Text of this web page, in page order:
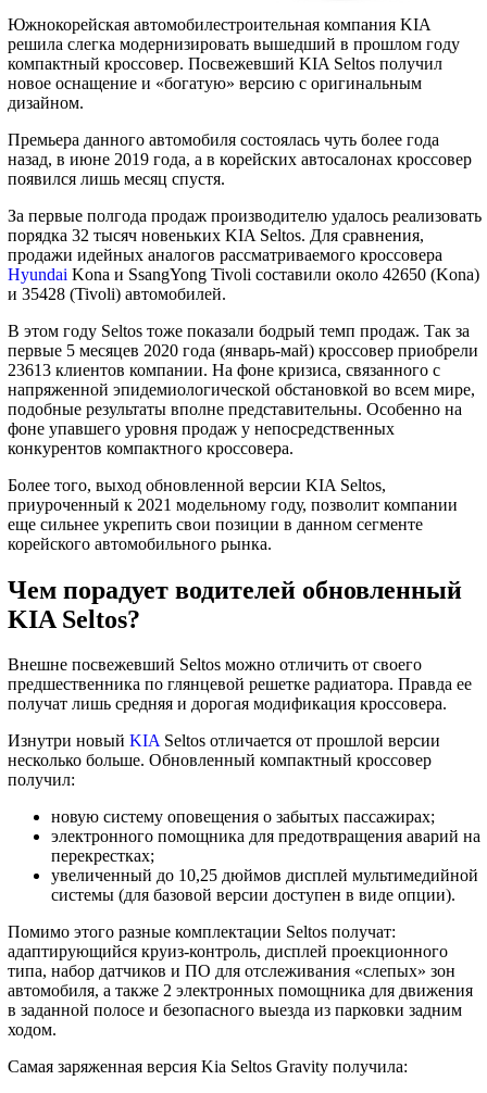
Южнокорейская автомобилестроительная компания KIA
решила слегка модернизировать вышедший в прошлом году
компактный кроссовер. Посвежевший KIA Seltos получил
новое оснащение и «богатую» версию с оригинальным
дизайном.
Премьера данного автомобиля состоялась чуть более года
назад, в июне 2019 года, а в корейских автосалонах кроссовер
появился лишь месяц спустя.
За первые полгода продаж производителю удалось реализовать
порядка 32 тысяч новеньких KIA Seltos. Для сравнения,
продажи идейных аналогов рассматриваемого кроссовера
Hyundai Kona и SsangYong Tivoli составили около 42650 (Kona)
и 35428 (Tivoli) автомобилей.
В этом году Seltos тоже показали бодрый темп продаж. Так за
первые 5 месяцев 2020 года (январь-май) кроссовер приобрели
23613 клиентов компании. На фоне кризиса, связанного с
напряженной эпидемиологической обстановкой во всем мире,
подобные результаты вполне представительны. Особенно на
фоне упавшего уровня продаж у непосредственных
конкурентов компактного кроссовера.
Более того, выход обновленной версии KIA Seltos,
приуроченный к 2021 модельному году, позволит компании
еще сильнее укрепить свои позиции в данном сегменте
корейского автомобильного рынка.
Чем порадует водителей обновленный
KIA Seltos?
Внешне посвежевший Seltos можно отличить от своего
предшественника по глянцевой решетке радиатора. Правда ее
получат лишь средняя и дорогая модификация кроссовера.
Изнутри новый KIASeltos отличается от прошлой версии
несколько больше. Обновленный компактный кроссовер
получил:
новую систему оповещения о забытых пассажирах;
электронного помощника для предотвращения аварий на
перекрестках;
увеличенный до 10,25 дюймов дисплей мультимедийной
системы (для базовой версии доступен в виде опции).
Помимо этого разные комплектации Seltos получат:
адаптирующийся круиз-контроль, дисплей проекционного
типа, набор датчиков и ПО для отслеживания «слепых» зон
автомобиля, а также 2 электронных помощника для движения
в заданной полосе и безопасного выезда из парковки задним
ходом.
Самая заряженная версия Kia Seltos Gravity получила: